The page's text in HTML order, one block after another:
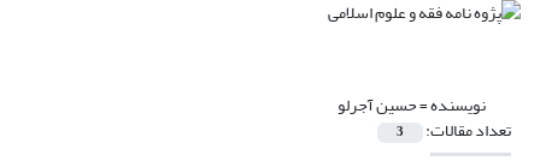
نویسنده =حسین آجرلو
تعداد مقالات: 3